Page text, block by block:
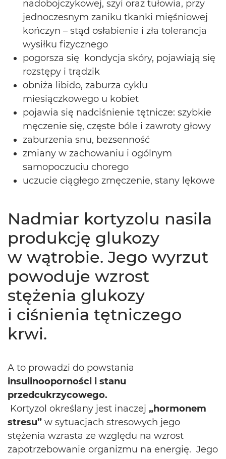
nadobojczykowej, szyi oraz tułowia, przy
jednoczesnym zaniku tkanki mięśniowej
kończyn – stąd osłabienie i zła tolerancja
wysiłku fizycznego
pogorsza się kondycja skóry, pojawiają się
rozstępy i trądzik
obniża libido, zaburza cyklu
miesiączkowego u kobiet
pojawia się nadciśnienie tętnicze: szybkie
męczenie się, częste bóle i zawroty głowy
zaburzenia snu, bezsenność
zmiany w zachowaniu i ogólnym
samopoczuciu chorego
uczucie ciągłego zmęczenie, stany lękowe
Nadmiar kortyzolu nasila
produkcję glukozy
w wątrobie. Jego wyrzut
powoduje wzrost
stężenia glukozy
i ciśnienia tętniczego
krwi.
A to prowadzi do powstania
insulinooporności i stanu
przedcukrzycowego.
Kortyzol określany jest inaczej „hormonem
stresu” w sytuacjach stresowych jego
stężenia wzrasta ze względu na wzrost
zapotrzebowanie organizmu na energię. Jego